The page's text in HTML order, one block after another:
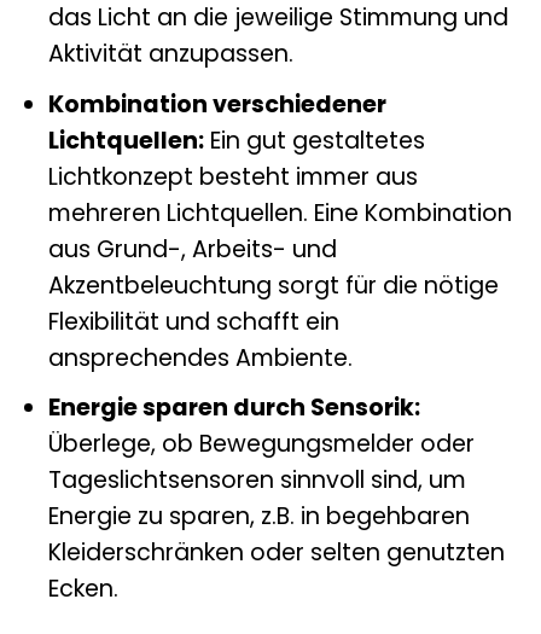
das Licht an die jeweilige Stimmung und
Aktivität anzupassen.
Kombination verschiedener
Lichtquellen:Ein gut gestaltetes
Lichtkonzept besteht immer aus
mehreren Lichtquellen. Eine Kombination
aus Grund-, Arbeits- und
Akzentbeleuchtung sorgt für die nötige
Flexibilität und schafft ein
ansprechendes Ambiente.
Energie sparen durch Sensorik:
Überlege, ob Bewegungsmelder oder
Tageslichtsensoren sinnvoll sind, um
Energie zu sparen, z.B. in begehbaren
Kleiderschränken oder selten genutzten
Ecken.